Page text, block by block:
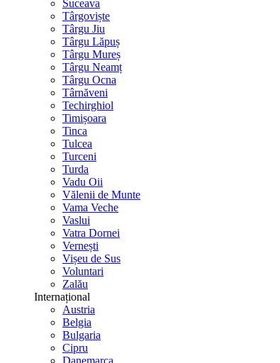
Suceava
Târgoviște
Târgu Jiu
Târgu Lăpuș
Târgu Mureș
Târgu Neamț
Târgu Ocna
Târnăveni
Techirghiol
Timișoara
Tinca
Tulcea
Turceni
Turda
Vadu Oii
Vălenii de Munte
Vama Veche
Vaslui
Vatra Dornei
Vernești
Vișeu de Sus
Voluntari
Zalău
Internațional
Austria
Belgia
Bulgaria
Cipru
Danemarca